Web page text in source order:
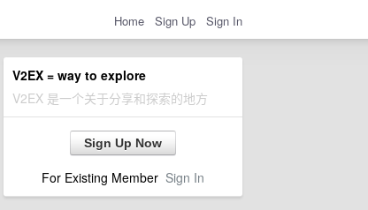
Home Sign Up Sign In
V2EX = way to explore
V2EX 是一个关于分享和探索的地方
Sign Up Now
For Existing Member Sign In